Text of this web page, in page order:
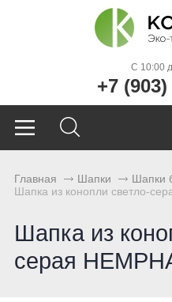
C 10:00
+7
Главная Шапки
Шапки
Шапка из конопли светло-
Шапка из
серая